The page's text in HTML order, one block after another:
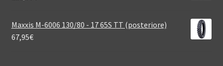
Maxxis M-6006 130/80 - 17 65S TT (posteriore)
67,95€